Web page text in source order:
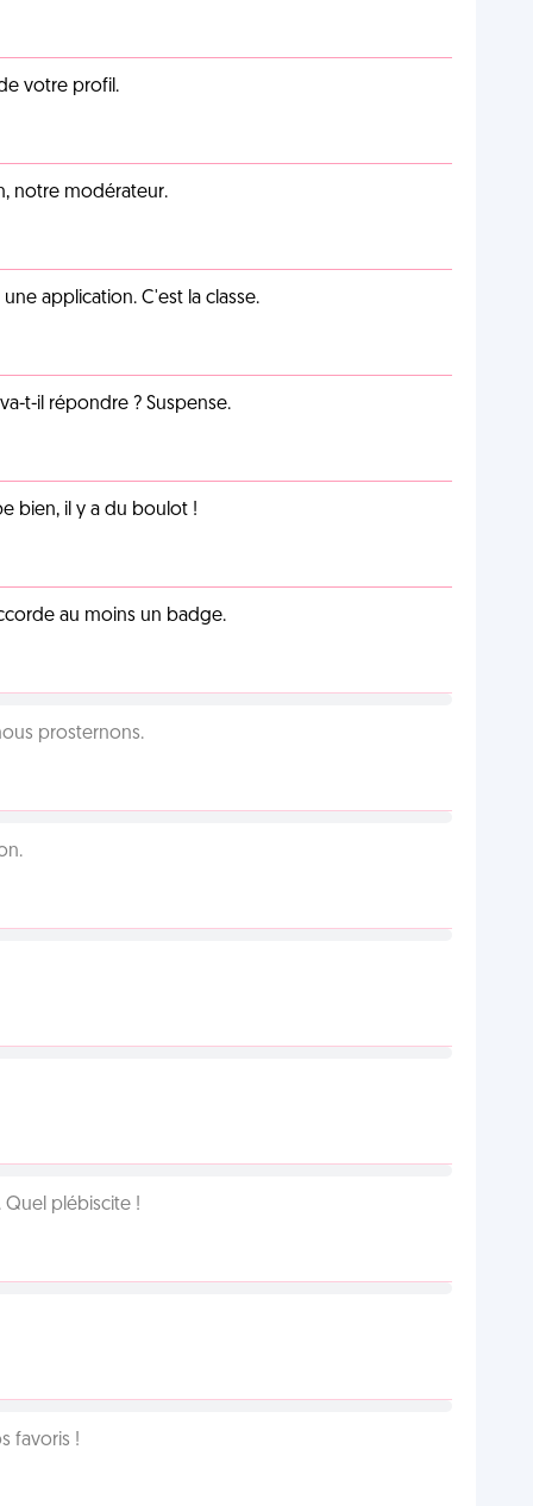
votre profil.
notre modérateur.
application. C'est la classe.
t-il répondre ? Suspense.
bien, il y a du boulot !
au moins un badge.
prosternons.
Quel plébiscite !
favoris !